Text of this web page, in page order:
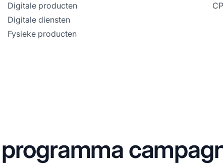
Digitale producten
Digitale diensten
Fysieke producten